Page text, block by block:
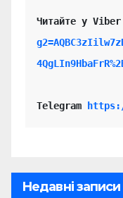
Читайте у Viber
Telegram
Недавні записи